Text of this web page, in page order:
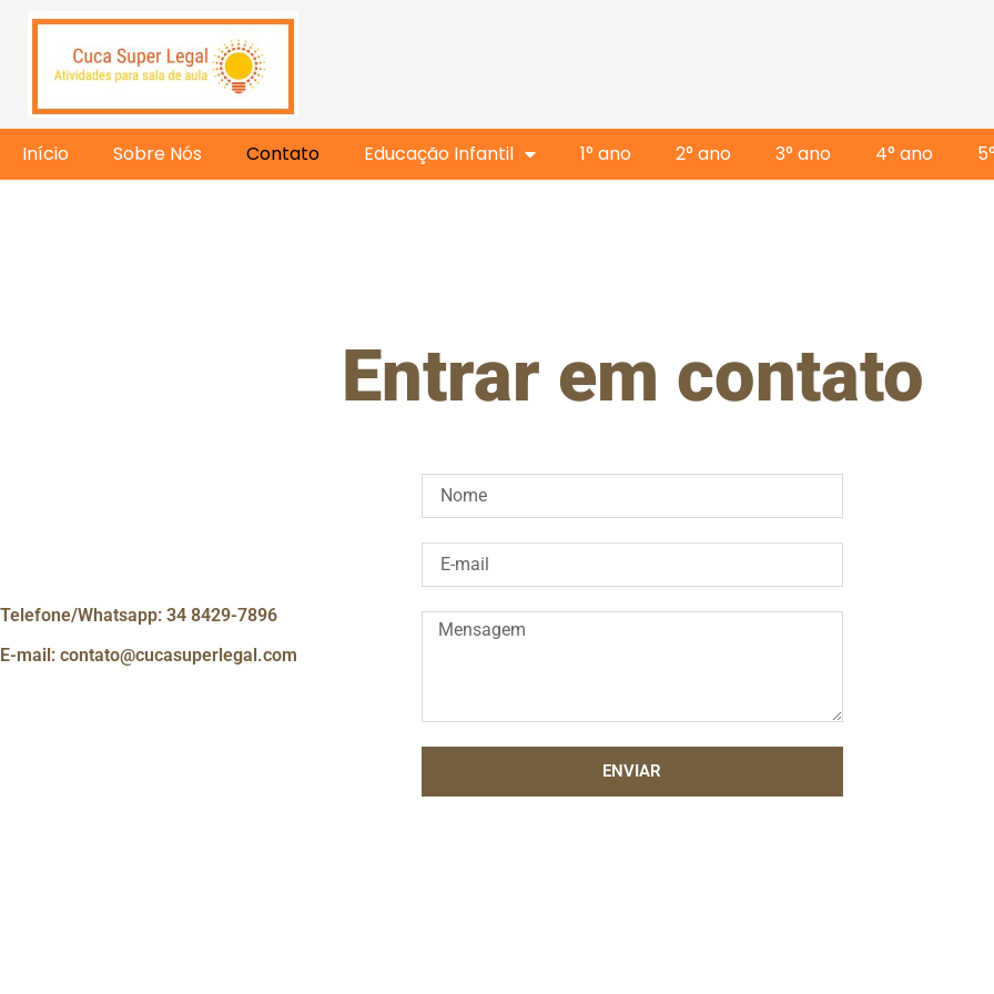
Início Sobre Nós Contato Educação Infantil 1° ano 2° ano 3° ano 4° ano
Entrar em contato
Telefone/Whatsapp: 34 8429-7896
E-mail: contato@cucasuperlegal.com
ENVIAR